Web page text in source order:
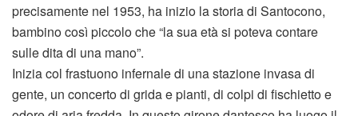
precisamente nel 1953, ha inizio la storia di Santocono,
bambino così piccolo che “la sua età si poteva contare
sulle dita di una mano”.
Inizia col frastuono infernale di una stazione invasa di
gente, un concerto di grida e pianti, di colpi di fischietto e